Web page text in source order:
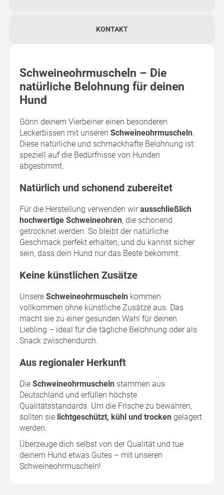
KONTAKT
Schweineohrmuscheln – Die
natürliche Belohnung für deinen
Hund
Gönn deinem Vierbeiner einen besonderen
Leckerbissen mit unseren Schweineohrmuscheln.
Diese natürliche und schmackhafte Belohnung ist
speziell auf die Bedürfnisse von Hunden
abgestimmt.
Natürlich und schonend zubereitet
Für die Herstellung verwenden wirausschließlich
hochwertige Schweineohren, die schonend
getrocknet werden. So bleibt der natürliche
Geschmack perfekt erhalten, und du kannst sicher
sein, dass dein Hund nur das Beste bekommt.
Keine künstlichen Zusätze
Unsere Schweineohrmuscheln kommen
vollkommen ohne künstliche Zusätze aus. Das
macht sie zu einer gesunden Wahl für deinen
Liebling – ideal für die tägliche Belohnung oder als
Snack zwischendurch.
Aus regionaler Herkunft
Die Schweineohrmuscheln stammen aus
Deutschland und erfüllen höchste
Qualitätsstandards. Um die Frische zu bewahren,
sollten sie lichtgeschützt, kühl und trocken gelagert
werden.
Überzeuge dich selbst von der Qualität und tue
deinem Hund etwas Gutes – mit unseren
Schweineohrmuscheln!